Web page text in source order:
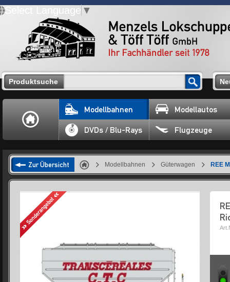
Select Language ▼
Produktsuche
Modellbahnen Modellautos
DVDs / Blu-Rays Flugzeuge
Zur Übersicht Modellbahnen Güterwagen REE